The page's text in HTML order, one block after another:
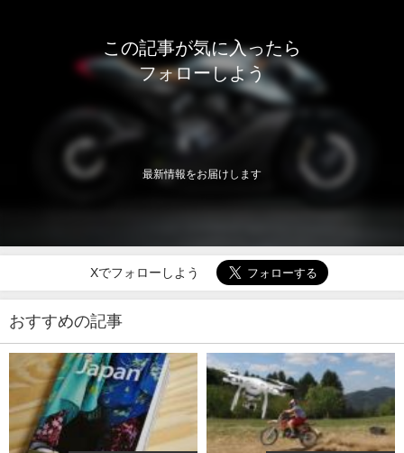
この記事が気に入ったら
フォローしよう
最新情報をお届けします
Xでフォローしよう
おすすめの記事